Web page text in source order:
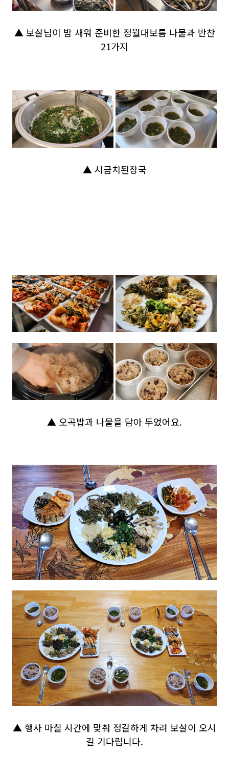
▲ 보살님이 밤 새워 준비한 정월대보름 나물과 반찬
21가지
▲ 시금치된장국
▲ 오곡밥과 나물을 담아 두었어요.
▲ 행사 마칠 시간에 맞춰 정갈하게 차려 보살이 오시
길 기다립니다.